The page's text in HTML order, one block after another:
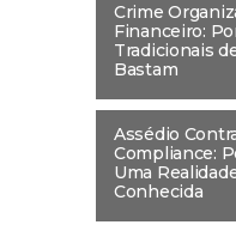
Crime
Financeiro:
Tradicionais
Bastam
Assédio
Compliance:
Uma
Conhecida